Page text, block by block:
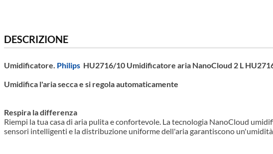
DESCRIZIONE
Umidificatore. Philips HU2716/10 Umidificatore aria NanoCloud 2 L
Umidifica l'aria secca e si regola automaticamente
Respira la differenza
Riempi la tua casa di aria pulita e confortevole. La tecnologia NanoCloud
sensori intelligenti e la distribuzione uniforme dell'aria garantiscono